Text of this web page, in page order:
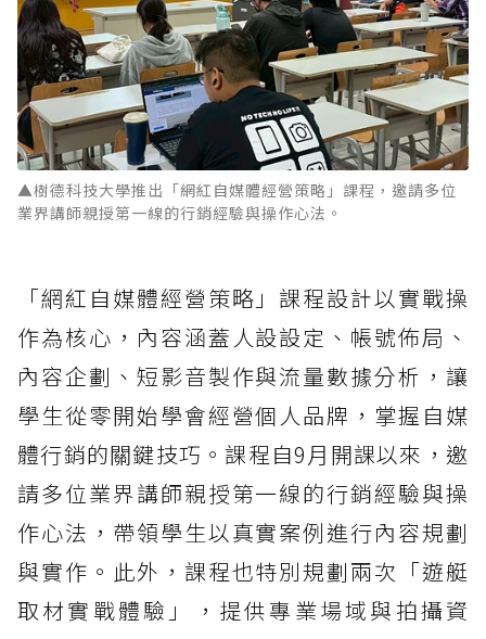
▲樹德科技大學推出「網紅自媒體經營策略」課程，邀請多位
業界講師親授第一線的行銷經驗與操作心法。
「網紅自媒體經營策略」課程設計以實戰操
作為核心，內容涵蓋人設設定、帳號佈局、
內容企劃、短影音製作與流量數據分析，讓
學生從零開始學會經營個人品牌，掌握自媒
體行銷的關鍵技巧。課程自9月開課以來，邀
請多位業界講師親授第一線的行銷經驗與操
作心法，帶領學生以真實案例進行內容規劃
與實作。此外，課程也特別規劃兩次「遊艇
取材實戰體驗」，提供專業場域與拍攝資